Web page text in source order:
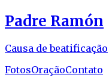
Padre Ramón
Causa de beatificação
FotosOraçãoContato